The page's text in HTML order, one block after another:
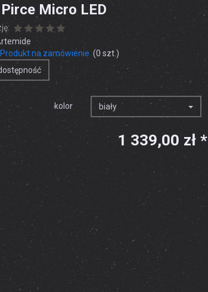
Micro LED
Produkt na zamówienie (0szt.)
kolor biały
1 339,00 zł *